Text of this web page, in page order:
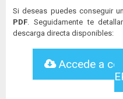
Si deseas puedes conseguir
PDF . Seguidamente te
descarga directa disponibles:
Accede a